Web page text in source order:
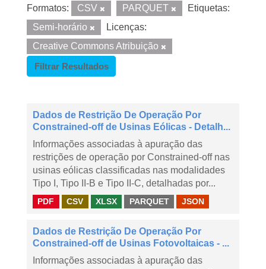
Formatos: CSV PARQUET
Etiquetas:
Semi-horário
Licenças:
Creative Commons Atribuição
Filtrar Resultados
Dados de Restrição De Operação Por
Constrained-off de Usinas Eólicas - Detalh...
Informações associadas à apuração das
restrições de operação por Constrained-off nas
usinas eólicas classificadas nas modalidades
Tipo I, Tipo II-B e Tipo II-C, detalhadas por...
PDF CSV XLSX PARQUET JSON
Dados de Restrição De Operação Por
Constrained-off de Usinas Fotovoltaicas - ...
Informações associadas à apuração das